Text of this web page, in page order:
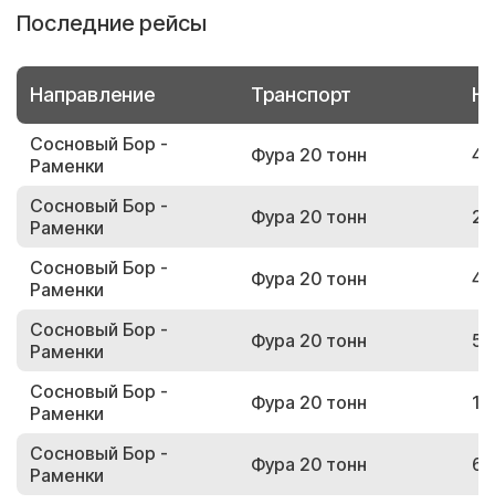
Последние рейсы
Направление Транспорт
Сосновый Бор -
Раменки
Фура 20 тонн
Сосновый Бор -
Раменки
Фура 20 тонн
Сосновый Бор -
Раменки
Фура 20 тонн
Сосновый Бор -
Раменки
Фура 20 тонн
Сосновый Бор -
Раменки
Фура 20 тонн
Сосновый Бор -
Раменки
Фура 20 тонн